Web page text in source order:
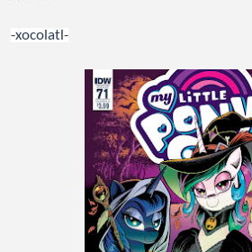
-xocolatl-